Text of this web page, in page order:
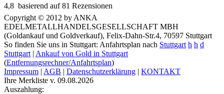
4,8  basierend auf81 Rezensionen
Copyright © 2012 by ANKA
EDELMETALLHANDELSGESELLSCHAFT MBH
(Goldankauf und Goldverkauf), Felix-Dahn-Str.4, 70597 Stuttgart
So finden Sie uns in Stuttgart: Anfahrtsplan nach Stuttgart h h d
Stuttgart | Ankauf von Gold in Stuttgart
(Entfernungsrechner/Anfahrtsplan)
Impressum | AGB | Datenschutzerklärung | KONTAKT
Ihre Merkliste v. 09.08.2026
Auszahlung: